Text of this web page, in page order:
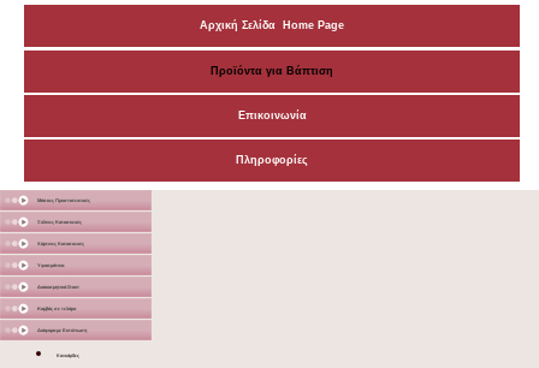
Αρχική Σελίδα Home Page
Προϊόντα για Βάπτιση
Επικοινωνία
Πληροφορίες
Μάσκες Προστατευτικές
Ξύλινες Κατασκευές
Χάρτινες Κατασκευές
Υφασμάτινα
Διακοσμητικά Σταντ
Καμβάς σε τελάρο
Διάφορα με Εκτύπωση
Κονκάρδες